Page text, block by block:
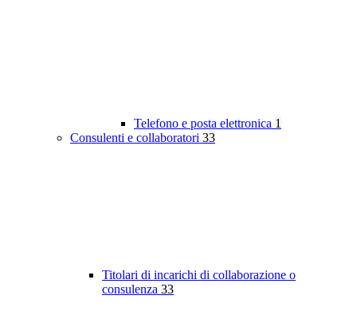
Telefono e posta elettronica 1
Consulenti e collaboratori 33
Titolari di incarichi di collaborazione o
consulenza 33